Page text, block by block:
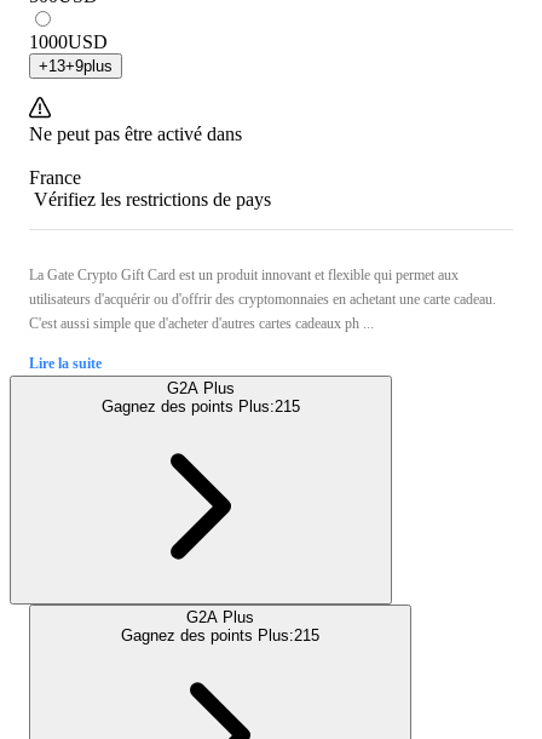
1000USD
+13+9plus
Ne peut pas être activé dans
France
Vérifiez les restrictions de pays
La Gate Crypto Gift Card est un produit innovant et flexible qui permet aux
utilisateurs d'acquérir ou d'offrir des cryptomonnaies en achetant une carte cadeau.
C'est aussi simple que d'acheter d'autres cartes cadeaux ph ...
Lire la suite
G2A Plus
Gagnez des points Plus:215
G2A Plus
Gagnez des points Plus:215